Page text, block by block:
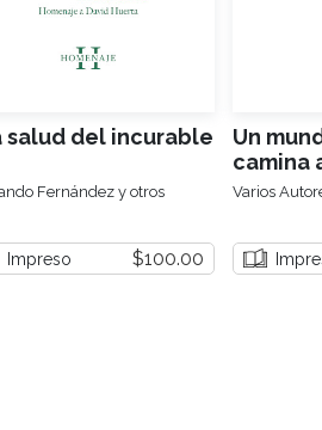
salud del incurable
Fernández y otros
Impreso $100.00
Un
camina
Varios